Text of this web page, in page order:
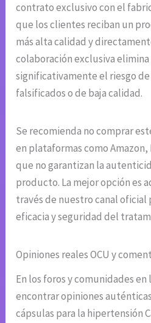
contrato exclusivo con el
que los clientes reciban un
más alta calidad y
colaboración exclusiva
significativamente el riesgo
falsificados o de baja calidad.
Se recomienda no comprar
en plataformas como Amazon,
que no garantizan la
producto. La mejor opción es
través de nuestro canal oficial
eficacia y seguridad del
Opiniones reales OCU y
En los foros y comunidades
encontrar opiniones
cápsulas para la hipertensión